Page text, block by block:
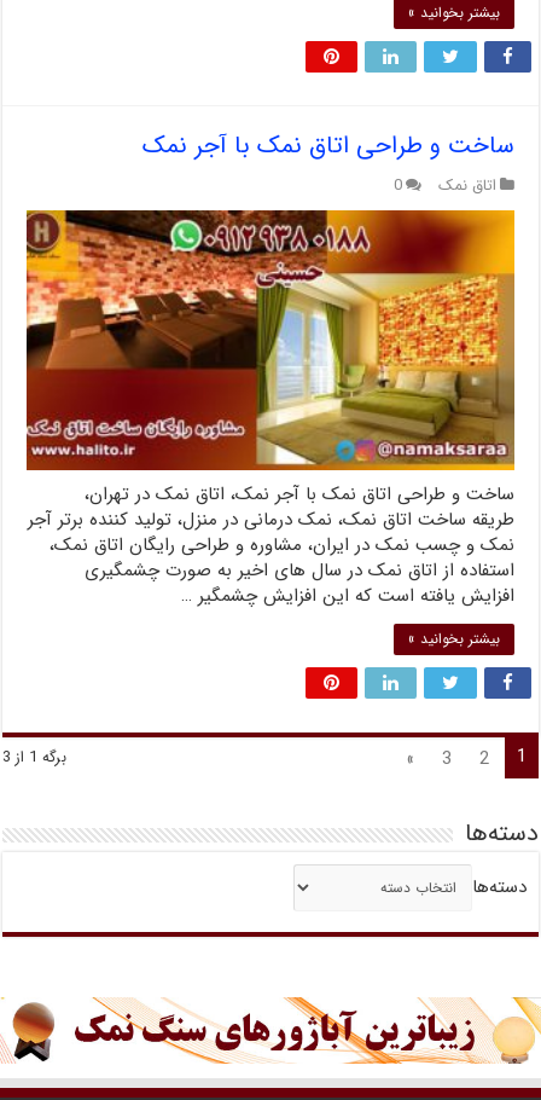
بیشتر بخوانید »
ساخت و طراحی اتاق نمک با آجر نمک
اتاق نمک 0
ساخت و طراحی اتاق نمک با آجر نمک، اتاق نمک در تهران،
طریقه ساخت اتاق نمک، نمک درمانی در منزل، تولید کننده برتر آجر
نمک و چسب نمک در ایران، مشاوره و طراحی رایگان اتاق نمک،
استفاده از اتاق نمک در سال های اخیر به صورت چشمگیری
افزایش یافته است که این افزایش چشمگیر …
بیشتر بخوانید »
برگه 1 از 3 1
2
3
»
دسته‌ها
دسته‌ها